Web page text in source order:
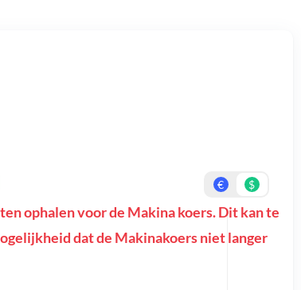
€ $
ophalen voor de Makina koers. Dit kan te
dat de Makinakoers niet langer